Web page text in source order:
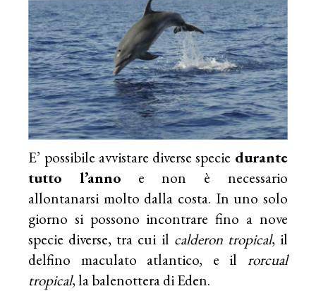
E’ possibile avvistare diverse specie durante
tutto l’annoe non è necessario
allontanarsi molto dalla costa. In uno solo
giorno si possono incontrare fino a nove
specie diverse, tra cui il calderon tropical, il
delfino maculato atlantico, e il rorcual
tropical, la balenottera di Eden.